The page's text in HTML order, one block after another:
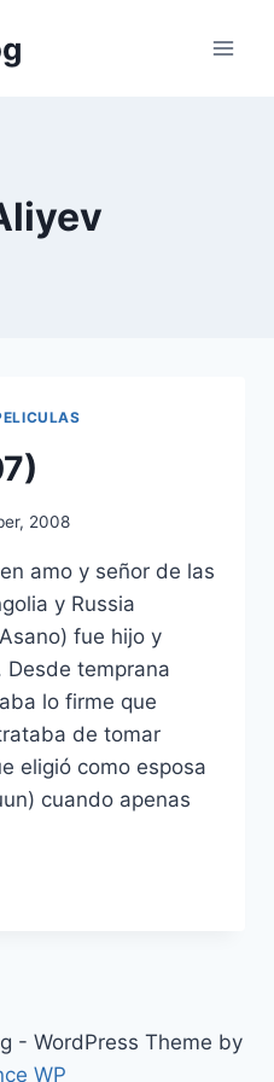
2008
amo y señor de las
y Russia
fue hijo y
Desde temprana
lo firme que
de tomar
eligió como esposa
cuando apenas
- WordPress Theme by
WP